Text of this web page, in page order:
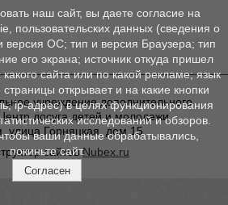
учреждение дополнительного
досуга детей и молодежи
улица Горняцкая, дом 15
сайтовNubex.ru
наш сайт, вы даете согласие на
пользовательских данных (сведения о
версия ОС; тип и версия Браузера; тип
его экрана; источник откуда пришел
сайта или по какой рекламе; язык
открывает и на какие кнопки
ip-адрес) в целях функционирования
исследований и обзоров.
ваши данные обрабатывались,
покиньте сайт.
Согласен